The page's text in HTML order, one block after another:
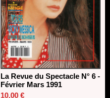
La Revue du Spectacle N° 6 -
Février Mars 1991
10,00 €